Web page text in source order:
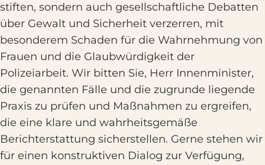
stiften, sondern auch gesellschaftliche Debatten
über Gewalt und Sicherheit verzerren, mit
besonderem Schaden für die Wahrnehmung von
Frauen und die Glaubwürdigkeit der
Polizeiarbeit. Wir bitten Sie, Herr Innenminister,
die genannten Fälle und die zugrunde liegende
Praxis zu prüfen und Maßnahmen zu ergreifen,
die eine klare und wahrheitsgemäße
Berichterstattung sicherstellen. Gerne stehen wir
für einen konstruktiven Dialog zur Verfügung,